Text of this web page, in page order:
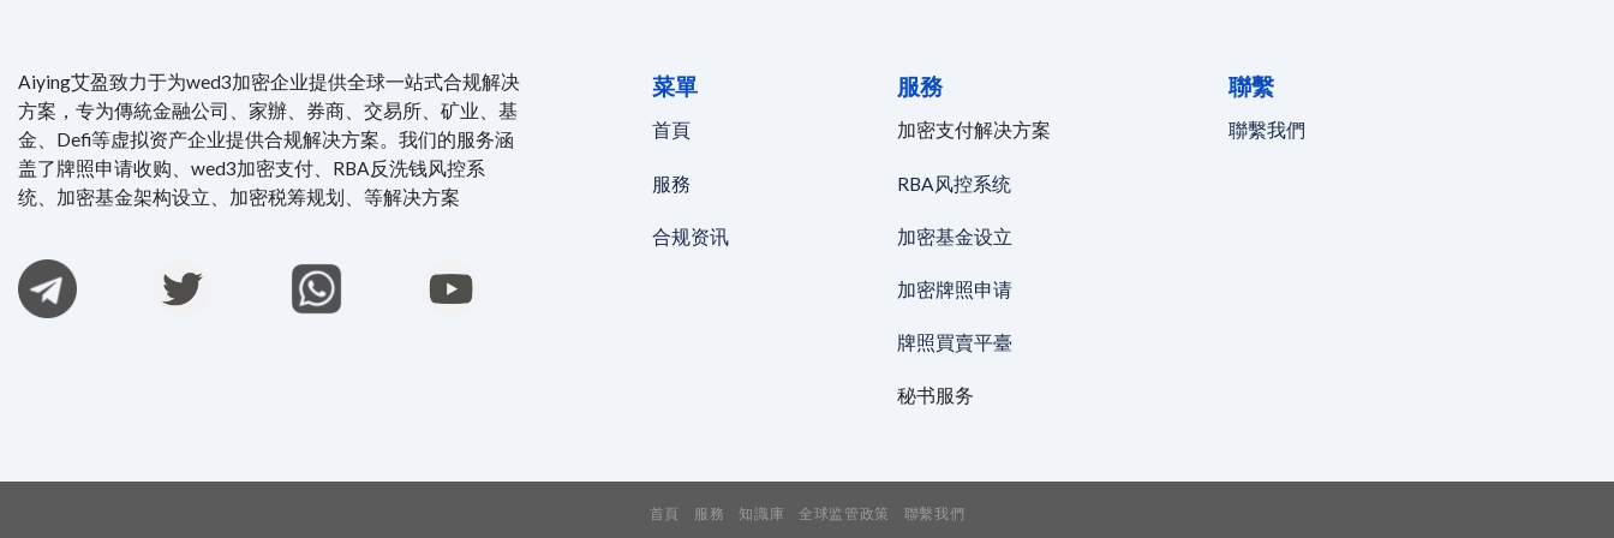
Aiying艾盈致力于为wed3加密企业提供全球一站式合规解决
方案，专为傳統金融公司、家辦、券商、交易所、矿业、基
金、Defi等虚拟资产企业提供合规解决方案。我们的服务涵
盖了牌照申请收购、wed3加密支付、RBA反洗钱风控系
统、加密基金架构设立、加密税筹规划、等解决方案
菜單
首頁
服務
合规资讯
服務
加密支付解决方案
RBA风控系统
加密基金设立
加密牌照申请
牌照買賣平臺
秘书服务
聯繫
聯繫我們
首頁 服務 知識庫 全球监管政策 聯繫我們